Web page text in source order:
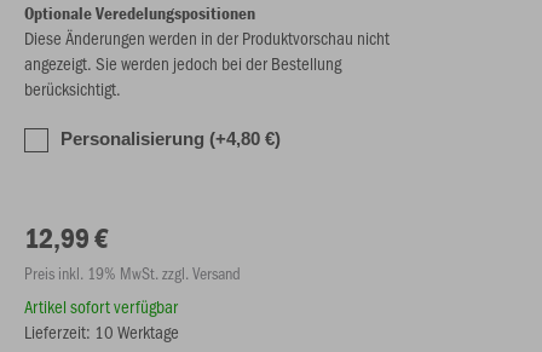
Optionale Veredelungspositionen
Diese Änderungen werden in der Produktvorschau nicht
angezeigt. Sie werden jedoch bei der Bestellung
berücksichtigt.
Personalisierung (+4,80 €)
12,99 €
Preis inkl. 19% MwSt. zzgl. Versand
Artikel sofort verfügbar
Lieferzeit: 10 Werktage